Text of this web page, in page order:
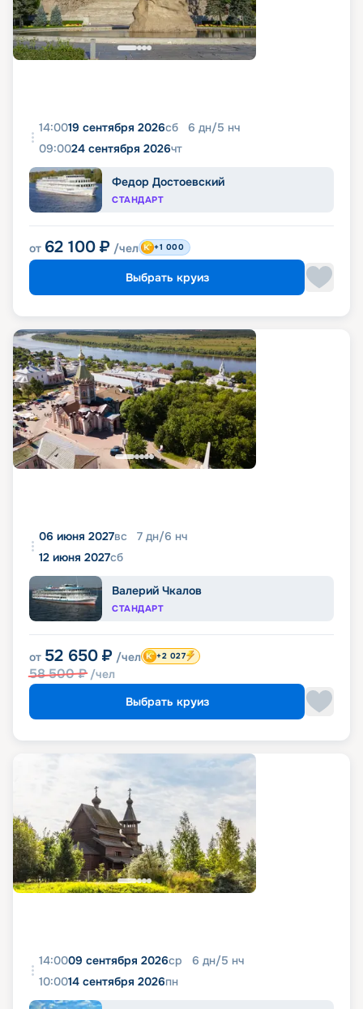
14:0019 сентября 2026сб 6 дн/5 нч
09:0024 сентября 2026чт
Федор Достоевский
СТАНДАРТ
от 62 100 ₽ /чел +1 000
Выбрать круиз
06 июня 2027вс 7 дн/6 нч
12 июня 2027сб
Валерий Чкалов
СТАНДАРТ
от 52 650 ₽ /чел
58 500₽ /чел
+2 027
Выбрать круиз
14:0009 сентября 2026ср 6 дн/5 нч
10:0014 сентября 2026пн